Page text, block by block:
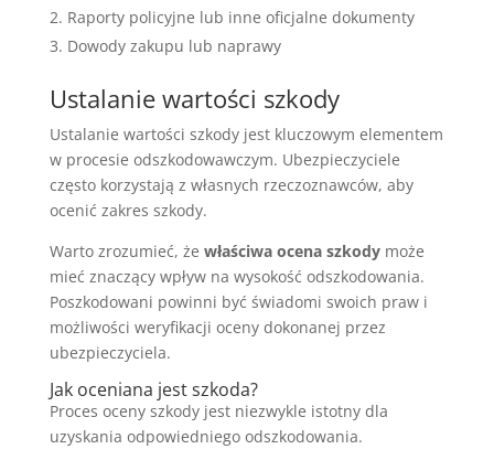
Raporty policyjne lub inne oficjalne dokumenty
Dowody zakupu lub naprawy
Ustalanie wartości szkody
Ustalanie wartości szkody jest kluczowym elementem
w procesie odszkodowawczym. Ubezpieczyciele
często korzystają z własnych rzeczoznawców, aby
ocenić zakres szkody.
Warto zrozumieć, że właściwa ocena szkodymoże
mieć znaczący wpływ na wysokość odszkodowania.
Poszkodowani powinni być świadomi swoich praw i
możliwości weryfikacji oceny dokonanej przez
ubezpieczyciela.
Jak oceniana jest szkoda?
Proces oceny szkody jest niezwykle istotny dla
uzyskania odpowiedniego odszkodowania.